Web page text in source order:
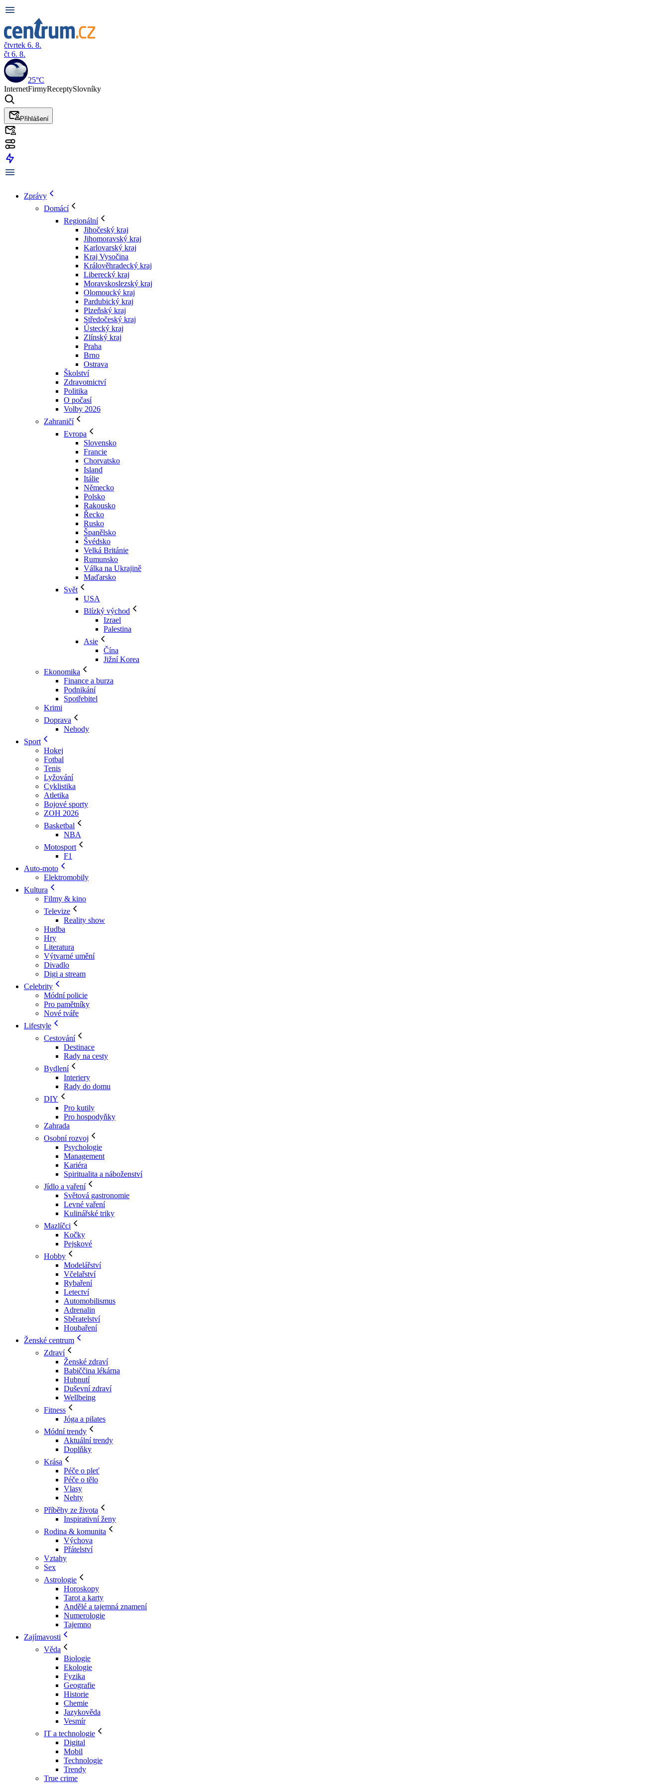
čtvrtek 6. 8.
čt 6. 8.
25°C
InternetFirmyReceptySlovníky
Přihlášení
Zprávy
Domácí
Regionální
Jihočeský kraj
Jihomoravský kraj
Karlovarský kraj
Kraj Vysočina
Králověhradecký kraj
Liberecký kraj
Moravskoslezský kraj
Olomoucký kraj
Pardubický kraj
Plzeňský kraj
Středočeský kraj
Ústecký kraj
Zlínský kraj
Praha
Brno
Ostrava
Školství
Zdravotnictví
Politika
O počasí
Volby 2026
Zahraničí
Evropa
Slovensko
Francie
Chorvatsko
Island
Itálie
Německo
Polsko
Rakousko
Řecko
Rusko
Španělsko
Švédsko
Velká Británie
Rumunsko
Válka na Ukrajině
Maďarsko
Svět
USA
Blízký východ
Izrael
Palestina
Asie
Čína
Jižní Korea
Ekonomika
Finance a burza
Podnikání
Spotřebitel
Krimi
Doprava
Nehody
Sport
Hokej
Fotbal
Tenis
Lyžování
Cyklistika
Atletika
Bojové sporty
ZOH 2026
Basketbal
NBA
Motosport
F1
Auto-moto
Elektromobily
Kultura
Filmy & kino
Televize
Reality show
Hudba
Hry
Literatura
Výtvarné umění
Divadlo
Digi a stream
Celebrity
Módní policie
Pro pamětníky
Nové tváře
Lifestyle
Cestování
Destinace
Rady na cesty
Bydlení
Interiery
Rady do domu
DIY
Pro kutily
Pro hospodyňky
Zahrada
Osobní rozvoj
Psychologie
Management
Kariéra
Spiritualita a náboženství
Jídlo a vaření
Světová gastronomie
Levné vaření
Kulinářské triky
Mazlíčci
Kočky
Pejskové
Hobby
Modelářství
Včelařství
Rybaření
Letectví
Automobilismus
Adrenalin
Sběratelství
Houbaření
Ženské centrum
Zdraví
Ženské zdraví
Babiččina lékárna
Hubnutí
Duševní zdraví
Wellbeing
Fitness
Jóga a pilates
Módní trendy
Aktuální trendy
Doplňky
Krása
Péče o pleť
Péče o tělo
Vlasy
Nehty
Příběhy ze života
Inspirativní ženy
Rodina & komunita
Výchova
Přátelství
Vztahy
Sex
Astrologie
Horoskopy
Tarot a karty
Andělé a tajemná znamení
Numerologie
Tajemno
Zajímavosti
Věda
Biologie
Ekologie
Fyzika
Geografie
Historie
Chemie
Jazykověda
Vesmír
IT a technologie
Digital
Mobil
Technologie
Trendy
True crime